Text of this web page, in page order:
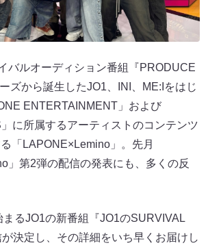
バルオーディション番組『PRODUCE
ズから誕生したJO1、INI、ME:Iをはじ
ENTERTAINMENT」および
」に所属するアーティストのコンテンツ
「LAPONE×Lemino」。先月
」第2弾の配信の発表にも、多くの反
まるJO1の新番組『JO1のSURVIVAL
決定し、その詳細をいち早くお届けし